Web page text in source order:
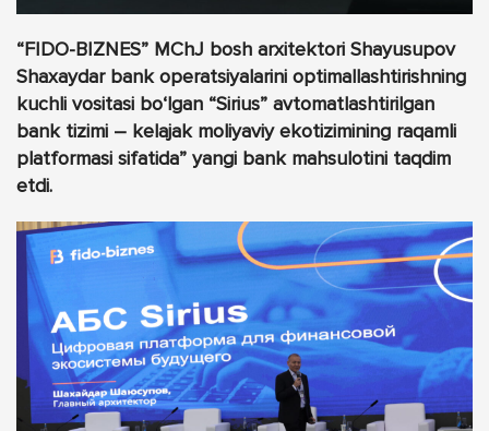
“FIDO-BIZNES” MChJ bosh arxitektori Shayusupov
Shaxaydar bank operatsiyalarini optimallashtirishning
kuchli vositasi bo‘lgan “Sirius” avtomatlashtirilgan
bank tizimi – kelajak moliyaviy ekotizimining raqamli
platformasi sifatida” yangi bank mahsulotini taqdim
etdi.